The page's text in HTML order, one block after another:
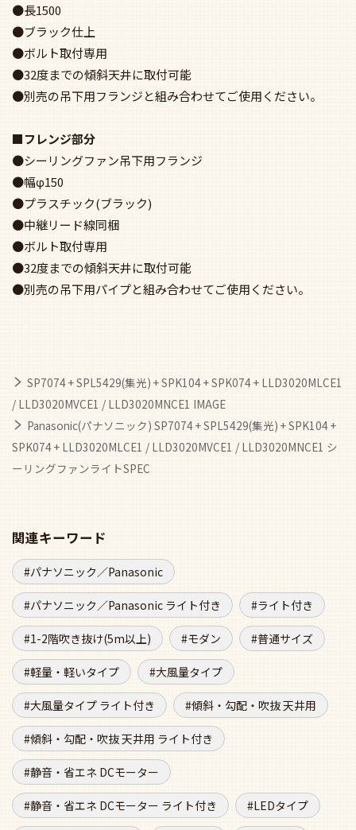
●長1500
●ブラック仕上
●ボルト取付専用
●32度までの傾斜天井に取付可能
●別売の吊下用フランジと組み合わせてご使用ください。
■フレンジ部分
●シーリングファン吊下用フランジ
●幅φ150
●プラスチック(ブラック)
●中継リード線同梱
●ボルト取付専用
●32度までの傾斜天井に取付可能
●別売の吊下用パイプと組み合わせてご使用ください。
SP7074 + SPL5429(集光) + SPK104 + SPK074 + LLD3020MLCE1
/ LLD3020MVCE1 / LLD3020MNCE1 IMAGE
Panasonic(パナソニック) SP7074 + SPL5429(集光) + SPK104 +
SPK074 + LLD3020MLCE1 / LLD3020MVCE1 / LLD3020MNCE1 シ
ーリングファンライトSPEC
関連キーワード
パナソニック／Panasonic
パナソニック／Panasonic ライト付き ライト付き
1-2階吹き抜け(5m以上) モダン 普通サイズ
軽量・軽いタイプ 大風量タイプ
大風量タイプ ライト付き 傾斜・勾配・吹抜 天井用
傾斜・勾配・吹抜 天井用 ライト付き
静音・省エネ DCモーター
静音・省エネ DCモーター ライト付き LEDタイプ